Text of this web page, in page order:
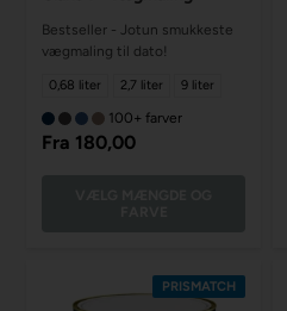
Bestseller - Jotun smukkeste
vægmaling til dato!
0,68 liter 2,7 liter 9 liter
100+ farver
Fra 180,00
PRISMATCH